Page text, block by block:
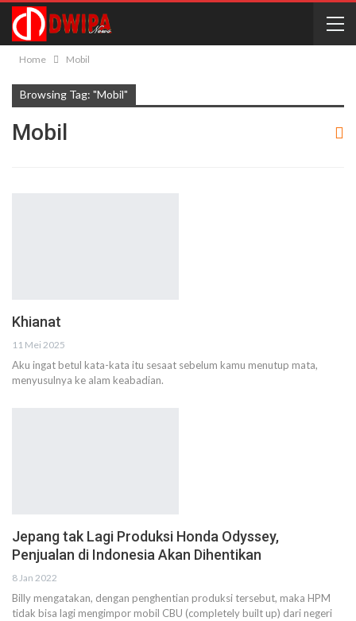
Home Mobil
Browsing Tag: "Mobil"
Mobil
Khianat
11 Mei 2025
Aku ingat betul kata-kata itu sesaat sebelum kamu menutup mata,
menyusulnya ke alam keabadian.
Jepang tak Lagi Produksi Honda Odyssey,
Penjualan di Indonesia Akan Dihentikan
8 Jan 2022
Billy mengatakan, dengan penghentian produksi tersebut, maka HPM
tidak bisa lagi mengimpor mobil CBU (completely built up) dari negeri